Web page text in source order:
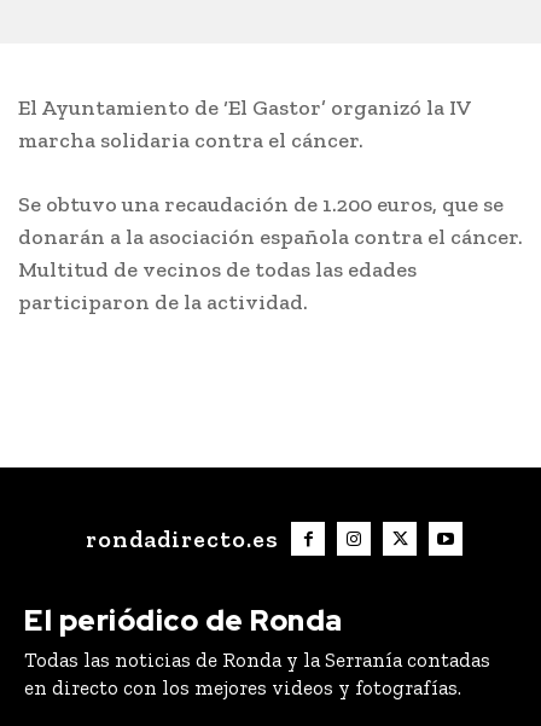
El Ayuntamiento de ‘El Gastor’ organizó la IV
marcha solidaria contra el cáncer.
Se obtuvo una recaudación de 1.200 euros, que se
donarán a la asociación española contra el cáncer.
Multitud de vecinos de todas las edades
participaron de la actividad.
rondadirecto.es
El periódico de Ronda
Todas las noticias de Ronda y la Serranía contadas
en directo con los mejores videos y fotografías.